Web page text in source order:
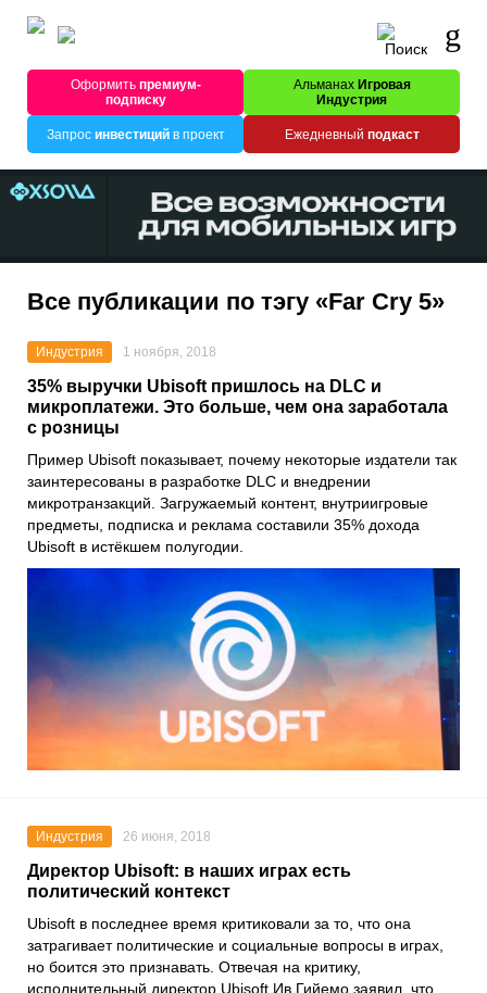
Оформитьпремиум-
подписку
Альманах Игровая
Индустрия
Запрос инвестицийв проект Ежедневный подкаст
Все публикации по тэгу «Far Cry 5»
Индустрия 1 ноября, 2018
35% выручки Ubisoft пришлось на DLC и
микроплатежи. Это больше, чем она заработала
с розницы
Пример Ubisoft показывает, почему некоторые издатели так
заинтересованы в разработке DLC и внедрении
микротранзакций. Загружаемый контент, внутриигровые
предметы, подписка и реклама составили 35% дохода
Ubisoft в истёкшем полугодии.
Индустрия 26 июня, 2018
Директор Ubisoft: в наших играх есть
политический контекст
Ubisoft в последнее время критиковали за то, что она
затрагивает политические и социальные вопросы в играх,
но боится это признавать. Отвечая на критику,
исполнительный директор Ubisoft Ив Гийемо заявил, что